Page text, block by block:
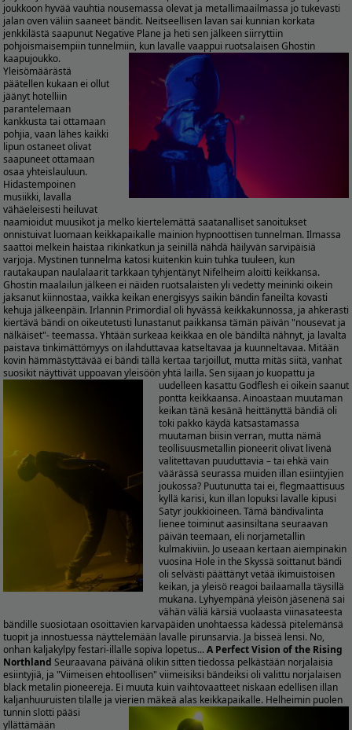
joukkoon hyvää vauhtia nousemassa olevat ja metallimaailmassa jo tukevasti
jalan oven väliin saaneet bändit. Neitseellisen lavan sai kunnian korkata
jenkkilästä saapunut Negative Plane ja heti sen jälkeen siirryttiin
pohjoismaisempiin tunnelmiin, kun lavalle vaappui ruotsalaisen Ghostin
kaapujoukko.
Yleisömäärästä
päätellen kukaan ei ollut
jäänyt hotelliin
parantelemaan
kankkusta tai ottamaan
pohjia, vaan lähes kaikki
lipun ostaneet olivat
saapuneet ottamaan
osaa yhteislauluun.
Hidastempoinen
musiikki, lavalla
vähäeleisesti heiluvat
naamioidut muusikot ja melko kiertelemättä saatanalliset sanoitukset
onnistuivat luomaan keikkapaikalle mainion hypnoottisen tunnelman. Ilmassa
saattoi melkein haistaa rikinkatkun ja seinillä nähdä häilyvän sarvipäisiä
varjoja. Mystinen tunnelma katosi kuitenkin kuin tuhka tuuleen, kun
rautakaupan naulalaarit tarkkaan tyhjentänyt Nifelheim aloitti keikkansa.
Ghostin maalailun jälkeen ei näiden ruotsalaisten yli vedetty meininki oikein
jaksanut kiinnostaa, vaikka keikan energisyys saikin bändin faneilta kovasti
kehuja jälkeenpäin. Irlannin Primordial oli hyvässä keikkakunnossa, ja ahkerasti
kiertävä bändi on oikeutetusti lunastanut paikkansa tämän päivän "nousevat ja
nälkäiset"- teemassa. Yhtään surkeaa keikkaa en ole bändiltä nähnyt, ja lavalta
paistava tinkimättömyys on ilahduttavaa katseltavaa ja kuunneltavaa. Mitään
kovin hämmästyttävää ei bändi tällä kertaa tarjoillut, mutta mitäs siitä, vanhat
suosikit näyttivät uppoavan yleisöön yhtä lailla.Sen sijaan jo kuopattu ja
uudelleen kasattu Godflesh ei oikein saanut
pontta keikkaansa. Ainoastaan muutaman
keikan tänä kesänä heittänyttä bändiä oli
toki pakko käydä katsastamassa
muutaman biisin verran, mutta nämä
teollisuusmetallin pioneerit olivat livenä
valitettavan puuduttavia – tai ehkä vain
väärässä seurassa muiden illan esiintyjien
joukossa? Puutunutta tai ei, flegmaattisuus
kyllä karisi, kun illan lopuksi lavalle kipusi
Satyr joukkioineen. Tämä bändivalinta
lienee toiminut aasinsiltana seuraavan
päivän teemaan, eli norjametallin
kulmakiviin. Jo useaan kertaan aiempinakin
vuosina Hole in the Skyssä soittanut bändi
oli selvästi päättänyt vetää ikimuistoisen
keikan, ja yleisö reagoi bailaamalla täysillä
mukana. Lyhyempänä yleisön jäsenenä sai
vähän väliä kärsiä vuolaasta viinasateesta
bändille suosiotaan osoittavien karvapäiden unohtaessa kädessä pitelemänsä
tuopit ja innostuessa näyttelemään lavalle pirunsarvia. Ja bisseä lensi. No,
onhan kaljakylpy festari-illalle sopiva lopetus...A Perfect Vision of the Rising
Northland Seuraavana päivänä olikin sitten tiedossa pelkästään norjalaisia
esiintyjiä, ja "Viimeisen ehtoollisen" viimeisiksi bändeiksi oli valittu norjalaisen
black metalin pioneereja. Ei muuta kuin vaihtovaatteet niskaan edellisen illan
kaljanhuuruisten tilalle ja vierien mäkeä alas keikkapaikalle. Helheimin puolen
tunnin slotti pääsi
yllättämään